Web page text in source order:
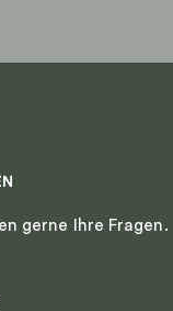
gerne Ihre Fragen.